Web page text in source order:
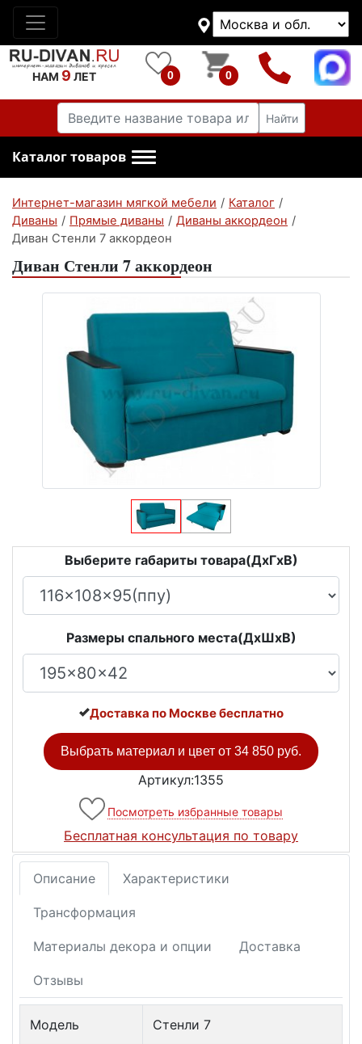
НАМ 9 ЛЕТ 0 0
Найти
Каталог товаров
Интернет-магазин мягкой мебели / Каталог /
Диваны / Прямые диваны / Диваны аккордеон /
Диван Стенли 7 аккордеон
Диван Стенли 7 аккордеон
Выберите габариты товара(ДxГxВ)
Размеры спального места(ДxШxВ)
Доставка по Москве бесплатно
Выбрать материал и цвет от 34 850 руб.
Артикул:1355
Посмотреть избранные товары
Бесплатная консультация по товару
Описание Характеристики
Трансформация
Материалы декора и опции Доставка
Отзывы
Модель Стенли 7